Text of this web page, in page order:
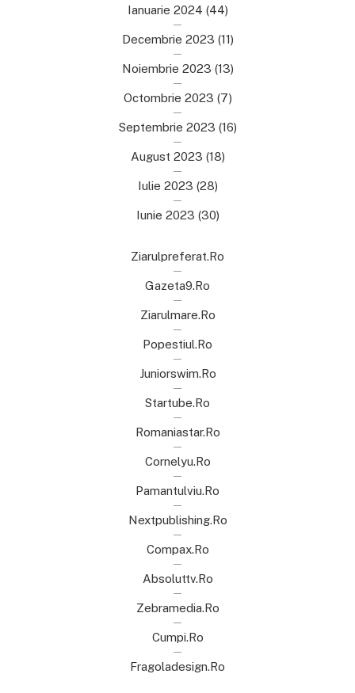
Ianuarie 2024 (44)
Decembrie 2023 (11)
Noiembrie 2023 (13)
Octombrie 2023 (7)
Septembrie 2023 (16)
August 2023 (18)
Iulie 2023 (28)
Iunie 2023 (30)
Ziarulpreferat.ro
Gazeta9.ro
Ziarulmare.ro
Popestiul.ro
Juniorswim.ro
Startube.ro
Romaniastar.ro
Cornelyu.ro
Pamantulviu.ro
Nextpublishing.ro
Compax.ro
Absoluttv.ro
Zebramedia.ro
Cumpi.ro
Fragoladesign.ro